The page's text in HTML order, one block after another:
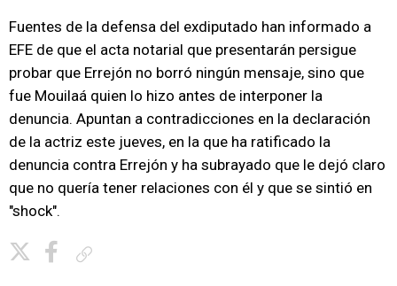
Fuentes de la defensa del exdiputado han informado a
EFE de que el acta notarial que presentarán persigue
probar que Errejón no borró ningún mensaje, sino que
fue Mouilaá quien lo hizo antes de interponer la
denuncia. Apuntan a contradicciones en la declaración
de la actriz este jueves, en la que ha ratificado la
denuncia contra Errejón y ha subrayado que le dejó claro
que no quería tener relaciones con él y que se sintió en
"shock".